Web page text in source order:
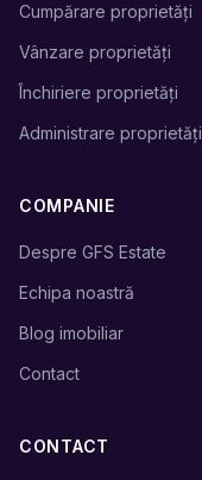
Cumpărare proprietăți
Vânzare proprietăți
Închiriere proprietăți
Administrare proprietăți
COMPANIE
Despre GFS Estate
Echipa noastră
Blog imobiliar
Contact
CONTACT